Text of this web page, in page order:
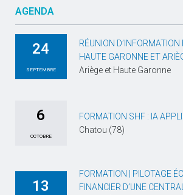
AGENDA
24
SEPTEMBRE
RÉUNION D’INFORMATION
HAUTE GARONNE ET
Ariège et Haute Garonne
6
OCTOBRE
FORMATION SHF : IA
Chatou (78)
13
FORMATION | PILOTAGE
FINANCIER D’UNE